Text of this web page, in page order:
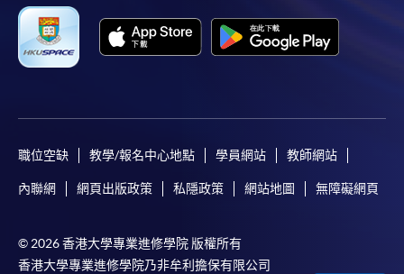
職位空缺 教學/報名中心地點 學員網站 教師網站
內聯網 網頁出版政策 私隱政策 網站地圖 無障礙網頁
© 2026 香港大學專業進修學院 版權所有
香港大學專業進修學院乃非牟利擔保有限公司